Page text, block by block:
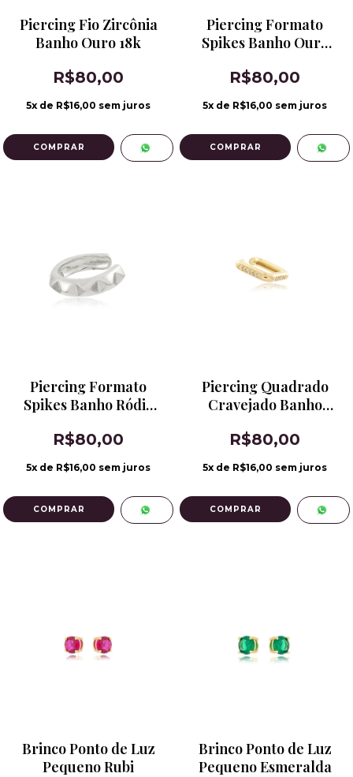
Piercing Fio Zircônia
Banho Ouro 18k
R$80,00
5x de R$16,00 sem juros
Piercing Formato
Spikes Banho Ouro
R$80,00
5x de R$16,00 sem juros
Piercing Formato
Spikes Banho Ródio
R$80,00
5x de R$16,00 sem juros
Piercing Quadrado
Cravejado Banho
R$80,00
5x de R$16,00 sem juros
Brinco Ponto de Luz
Pequeno Rubi
Brinco Ponto de Luz
Pequeno Esmeralda